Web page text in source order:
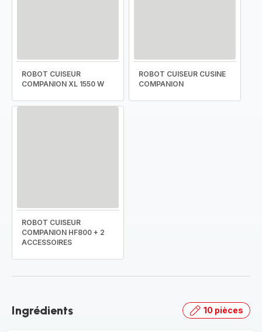
ROBOT CUISEUR
COMPANION XL 1550 W
ROBOT CUISEUR CUSINE
COMPANION
ROBOT CUISEUR
COMPANION HF800 + 2
ACCESSOIRES
Ingrédients 10 pièces